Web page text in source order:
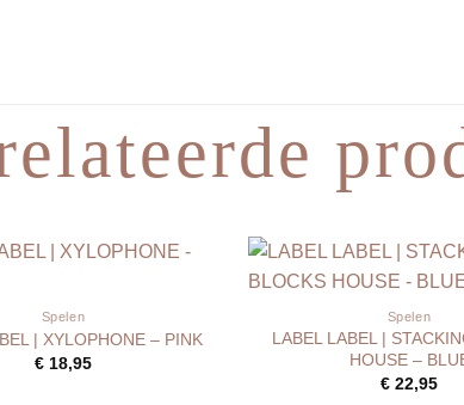
Spelen
| XYLOPHONE – PINK
€ 18,95
Spelen
LABEL LABEL |
HOUSE –
€ 22,95